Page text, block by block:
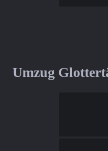
Umzug